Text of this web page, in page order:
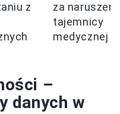
z
za
tajemnicy
medycznej
–
danych w